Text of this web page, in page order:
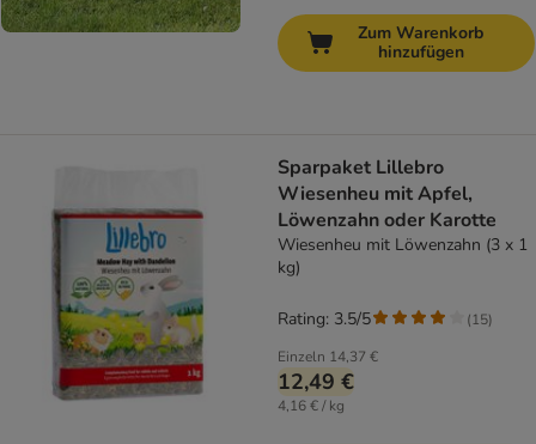
Zum Warenkorb
hinzufügen
Sparpaket Lillebro
Wiesenheu mit Apfel,
Löwenzahn oder Karotte
Wiesenheu mit Löwenzahn (3 x 1
kg)
Einzeln 14,37 €
12,49 €
4,16 € / kg
Rating: 3.5/5 (15)